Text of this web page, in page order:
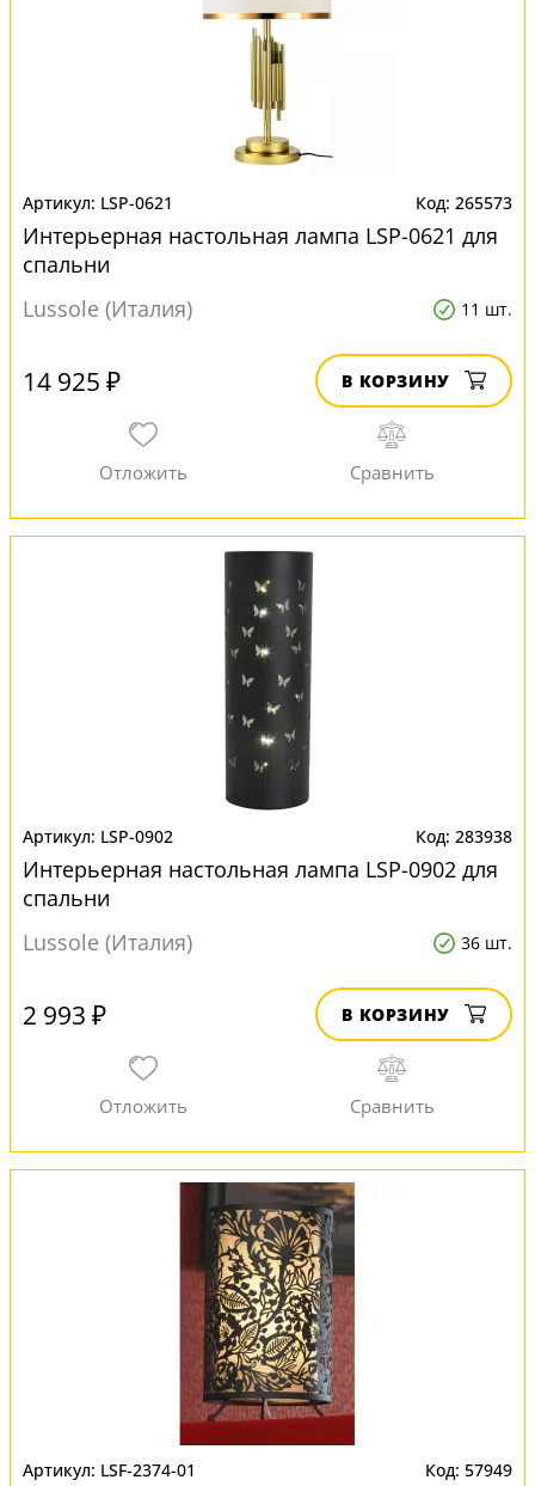
LSP-0621 265573
Интерьерная настольная лампа LSP-0621 для
спальни
Lussole (Италия)
11 шт.
14 925 ₽ В КОРЗИНУ
LSP-0902 283938
Интерьерная настольная лампа LSP-0902 для
спальни
Lussole (Италия)
36 шт.
2 993 ₽ В КОРЗИНУ
LSF-2374-01 57949